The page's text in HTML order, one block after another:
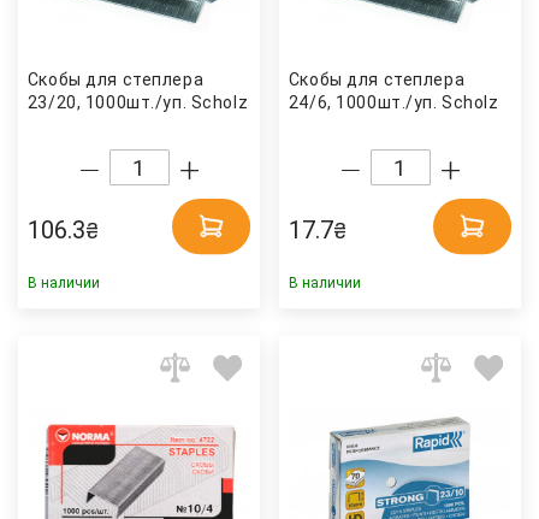
Скобы для степлера
23/20, 1000шт./уп. Scholz
106.3₴
В наличии
Скобы для степлера
24/6, 1000шт./уп. Scholz
17.7₴
В наличии